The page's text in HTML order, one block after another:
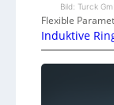
Bild: Turck
Flexible
Induktive